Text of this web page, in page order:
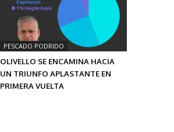
PESCADO PODRIDO
OLIVELLO SE ENCAMINA HACIA
UN TRIUNFO APLASTANTE EN
PRIMERA VUELTA